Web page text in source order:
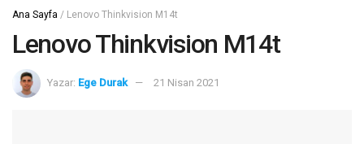
Ana Sayfa / Lenovo Thinkvision M14t
Lenovo Thinkvision M14t
Yazar: Ege Durak 21 Nisan 2021